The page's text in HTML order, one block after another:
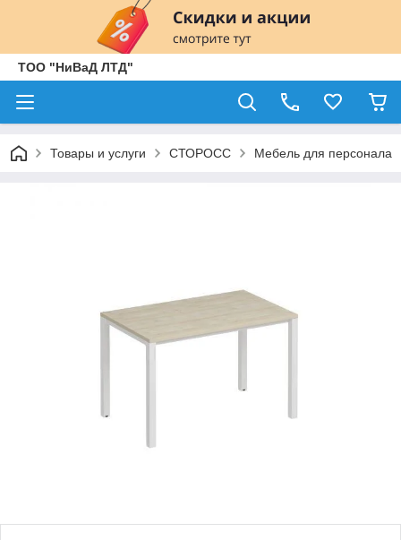
ТОО "НиВаД ЛТД"
Товары и услуги СТОРОСС Мебель для персонала